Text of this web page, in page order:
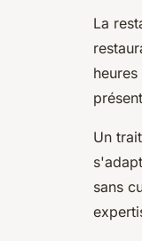
La
Un
sans